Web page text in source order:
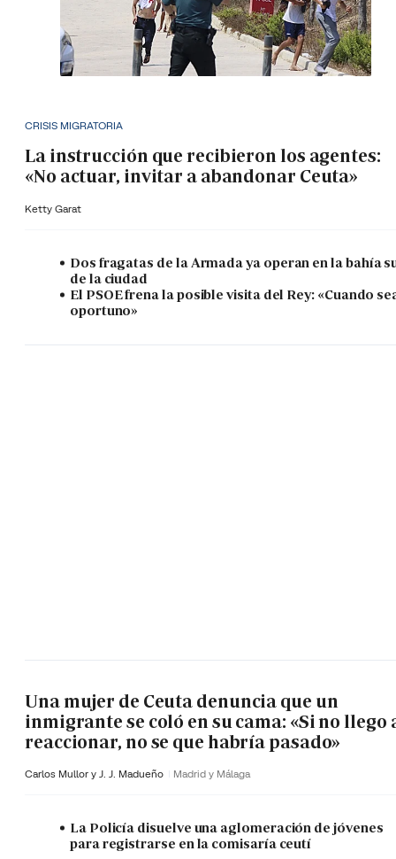
CRISIS MIGRATORIA
La instrucción que recibieron los agentes:
«No actuar, invitar a abandonar Ceuta»
Ketty Garat
Dos fragatas de la Armada ya operan en la bahía
de la ciudad
El PSOE frena la posible visita del Rey: «Cuando
oportuno»
Una mujer de Ceuta denuncia que un
inmigrante se coló en su cama: «Si no llego
reaccionar, no se que habría pasado»
Carlos Mullor y J. J. Madueño Madrid y Málaga
La Policía disuelve una aglomeración de jóvenes
para registrarse en la comisaría ceutí